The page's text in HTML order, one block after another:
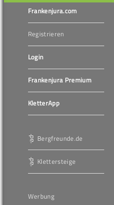
Frankenjura.com
Registrieren
Login
Frankenjura Premium
KletterApp
Bergfreunde.de
Klettersteige
Werbung